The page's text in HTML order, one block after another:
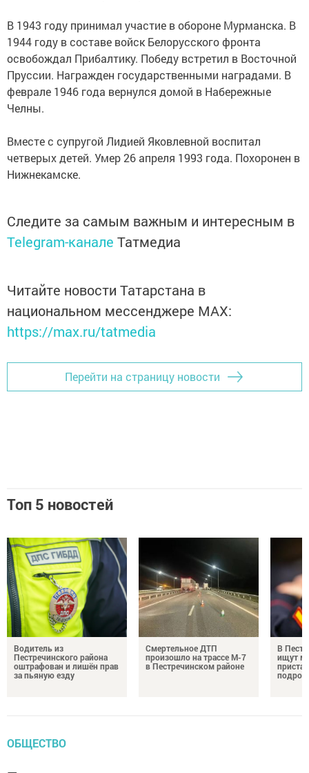
В 1943 году принимал участие в обороне Мурманска. В
1944 году в составе войск Белорусского фронта
освобождал Прибалтику. Победу встретил в Восточной
Пруссии. Награжден государственными наградами. В
феврале 1946 года вернулся домой в Набережные
Челны.
Вместе с супругой Лидией Яковлевной воспитал
четверых детей. Умер 26 апреля 1993 года. Похоронен в
Нижнекамске.
Следите за самым важным и интересным в
Telegram-канале Татмедиа
Читайте новости Татарстана в
национальном мессенджере MАХ:
https://max.ru/tatmedia
Перейти на страницу новости
Топ 5 новостей
Водитель из
Пестречинского района
оштрафован и лишён прав
за пьяную езду
Смертельное ДТП
произошло на трассе М-7
в Пестречинском районе
В
ищут
ОБЩЕСТВО